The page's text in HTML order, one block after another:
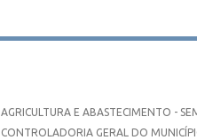
AGRICULTURA E ABASTECIMENTO -
CONTROLADORIA GERAL DO